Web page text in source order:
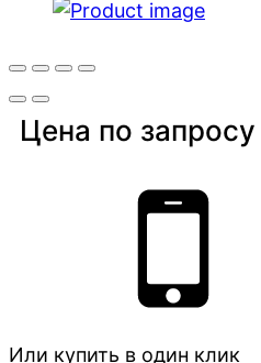
Цена по запросу
Или купить в один клик